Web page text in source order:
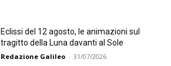
Eclissi del 12 agosto, le animazioni sul
tragitto della Luna davanti al Sole
Redazione Galileo - 31/07/2026